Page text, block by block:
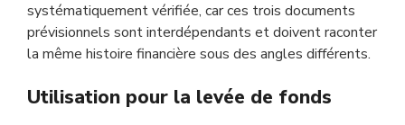
systématiquement vérifiée, car ces trois documents
prévisionnels sont interdépendants et doivent raconter
la même histoire financière sous des angles différents.
Utilisation pour la levée de fonds